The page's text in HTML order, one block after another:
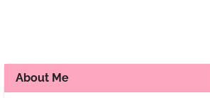
About Me